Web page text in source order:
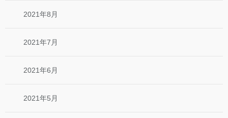
2021年8月
2021年7月
2021年6月
2021年5月